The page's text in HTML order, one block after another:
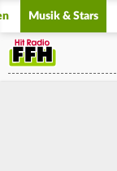
Musik & Stars